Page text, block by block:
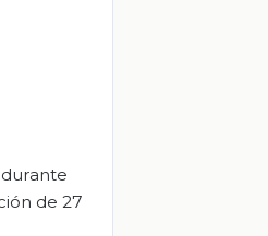
de 27